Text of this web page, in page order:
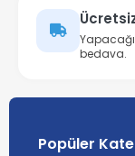
bedava.
Popüler